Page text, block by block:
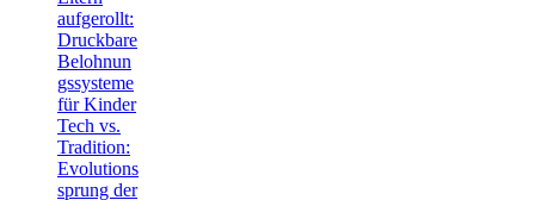
aufgerollt:
Druckbare
Belohnun
gssysteme
für Kinder
Tech vs.
Tradition:
Evolutions
sprung der